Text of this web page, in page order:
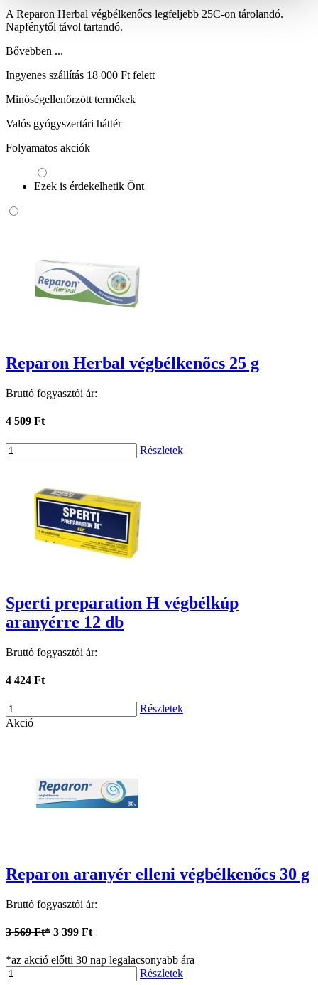
A Reparon Herbal végbélkenőcs legfeljebb 25C-on tárolandó.
Napfénytől távol tartandó.
Bővebben ...
Ingyenes szállítás 18 000 Ft felett
Minőségellenőrzött termékek
Valós gyógyszertári háttér
Folyamatos akciók
Ezek is érdekelhetik Önt
Reparon Herbal végbélkenőcs 25 g
Bruttó fogyasztói ár:
4 509 Ft
Részletek
Sperti preparation H végbélkúp
aranyérre 12 db
Bruttó fogyasztói ár:
4 424 Ft
Részletek
Akció
Reparon aranyér elleni végbélkenőcs 30 g
Bruttó fogyasztói ár:
3 569 Ft* 3 399 Ft
*az akció előtti 30 nap legalacsonyabb ára
Részletek